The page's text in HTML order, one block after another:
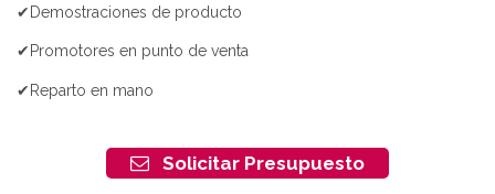
✔Demostraciones de producto
✔Promotores en punto de venta
✔Reparto en mano
Solicitar Presupuesto